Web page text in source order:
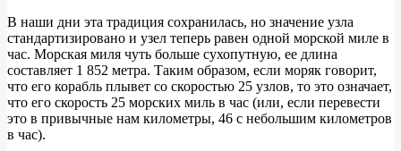
В наши дни эта традиция сохранилась, но значение узла
стандартизировано и узел теперь равен одной морской миле в
час. Морская миля чуть больше сухопутную, ее длина
составляет 1 852 метра. Таким образом, если моряк говорит,
что его корабль плывет со скоростью 25 узлов, то это означает,
что его скорость 25 морских миль в час (или, если перевести
это в привычные нам километры, 46 с небольшим километров
в час).